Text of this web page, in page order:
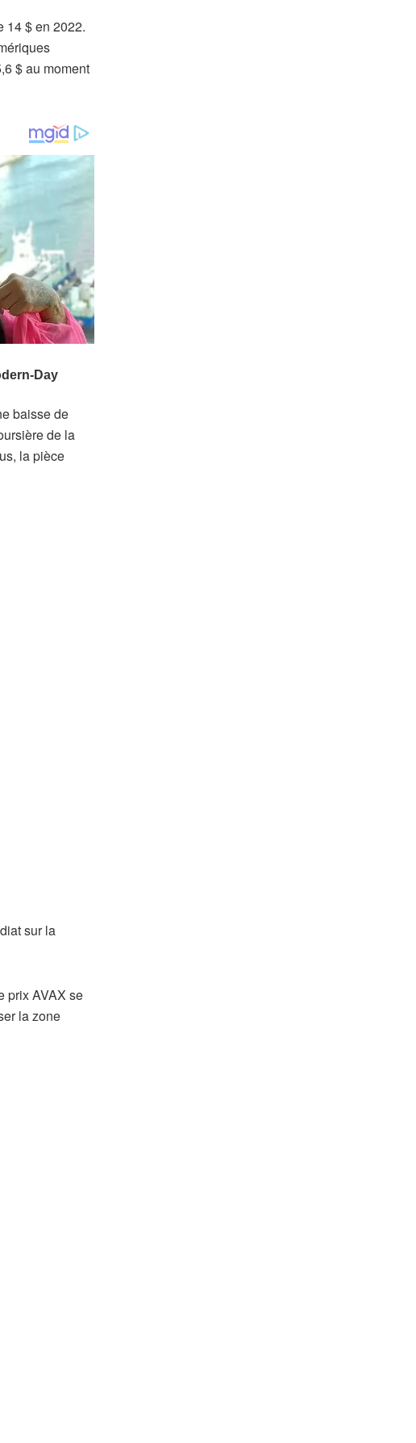
14 $ en 2022.
$ au moment
baisse de
de la
la pièce
sur la
prix AVAX se
la zone